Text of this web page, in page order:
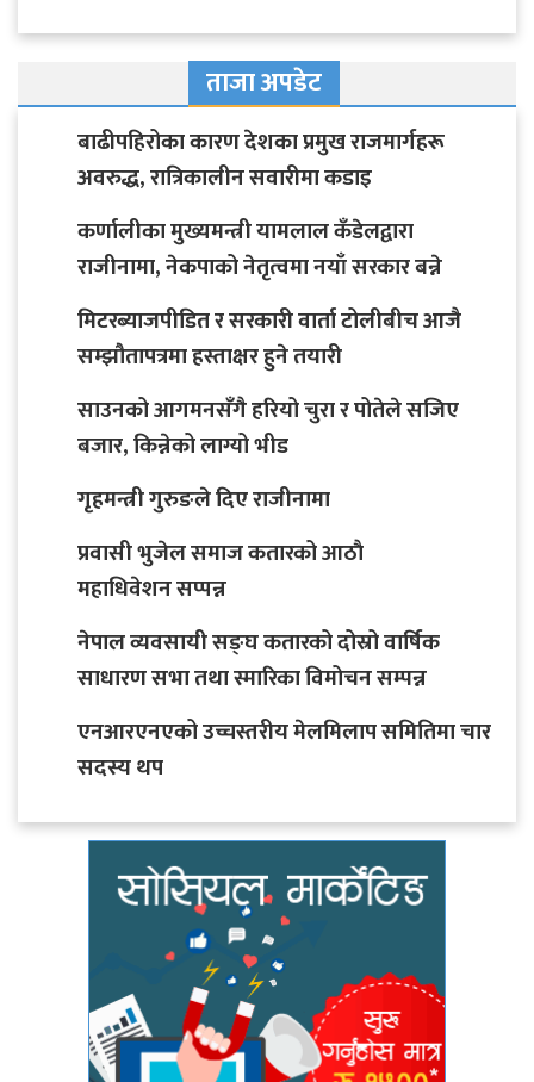
ताजा अपडेट
बाढीपहिरोका कारण देशका प्रमुख राजमार्गहरू
अवरुद्ध, रात्रिकालीन सवारीमा कडाइ
कर्णालीका मुख्यमन्त्री यामलाल कँडेलद्वारा
राजीनामा, नेकपाको नेतृत्वमा नयाँ सरकार बन्ने
मिटरब्याजपीडित र सरकारी वार्ता टोलीबीच आजै
सम्झौतापत्रमा हस्ताक्षर हुने तयारी
साउनको आगमनसँगै हरियो चुरा र पोतेले सजिए
बजार, किन्नेको लाग्यो भीड
गृहमन्त्री गुरुङले दिए राजीनामा
प्रवासी भुजेल समाज कतारको आठाै
महाधिवेशन सप्पन्न
नेपाल व्यवसायी सङ्घ कतारको दोस्रो वार्षिक
साधारण सभा तथा स्मारिका विमोचन सम्पन्न
एनआरएनएको उच्चस्तरीय मेलमिलाप समितिमा चार
सदस्य थप